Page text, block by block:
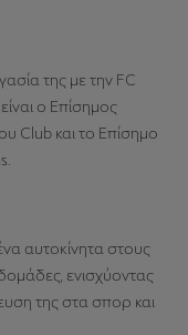
της με την FC
ο Επίσημος
Club και το Επίσημο
αυτοκίνητα στους
ενισχύοντας
της στα σπορ και